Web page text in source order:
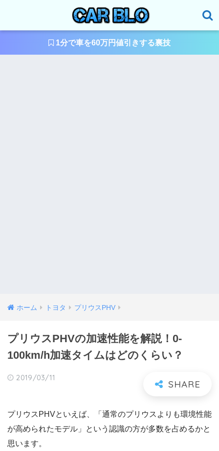
1分で車を60万円値引きする裏技
ホーム トヨタ プリウスPHV
プリウスPHVの加速性能を解説！0-
100km/h加速タイムはどのくらい？
2019/03/11
プリウスPHVといえば、「通常のプリウスよりも環境性能
が高められたモデル」という認識の方が多数を占めるかと
思います。